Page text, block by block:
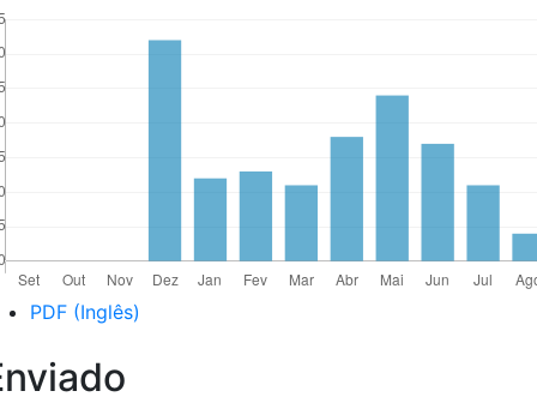
PDF (Inglês)